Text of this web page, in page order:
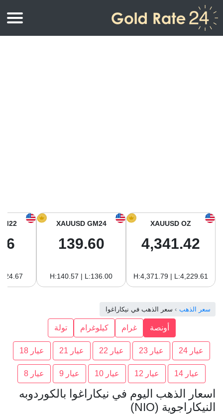
أسعار الذهب في أمريكا الجنوبية
XAUUSD OZ
4,341.42
H:4,371.79 | L:4,229.61
XAUUSD GM24
139.60
H:140.57 | L:136.00
سعر الذهب سعر الذهب في نيكاراغوا
أونصة غرام كيلوغرام تولة
عيار 24 عيار 23 عيار 22 عيار 21 عيار 18
عيار 14 عيار 12 عيار 10 عيار 9 عيار 8
اسعار الذهب اليوم في نيكاراغوا بالكوردوبه
النيكاراجوية (NIO)